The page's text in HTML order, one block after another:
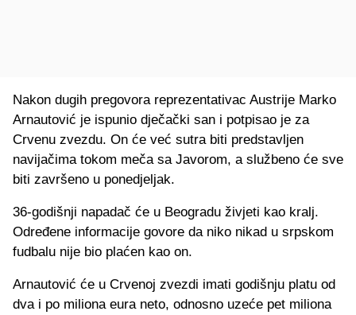
Nakon dugih pregovora reprezentativac Austrije Marko
Arnautović je ispunio dječački san i potpisao je za
Crvenu zvezdu. On će već sutra biti predstavljen
navijačima tokom meča sa Javorom, a službeno će sve
biti završeno u ponedjeljak.
36-godišnji napadač će u Beogradu živjeti kao kralj.
Određene informacije govore da niko nikad u srpskom
fudbalu nije bio plaćen kao on.
Arnautović će u Crvenoj zvezdi imati godišnju platu od
dva i po miliona eura neto, odnosno uzeće pet miliona